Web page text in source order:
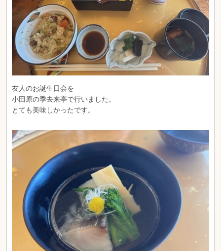
友人のお誕生日会を
小田原の季去来亭で行いました。
とても美味しかったです。